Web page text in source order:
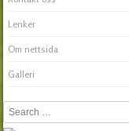
Lenker
Om nettsida
Galleri
Search